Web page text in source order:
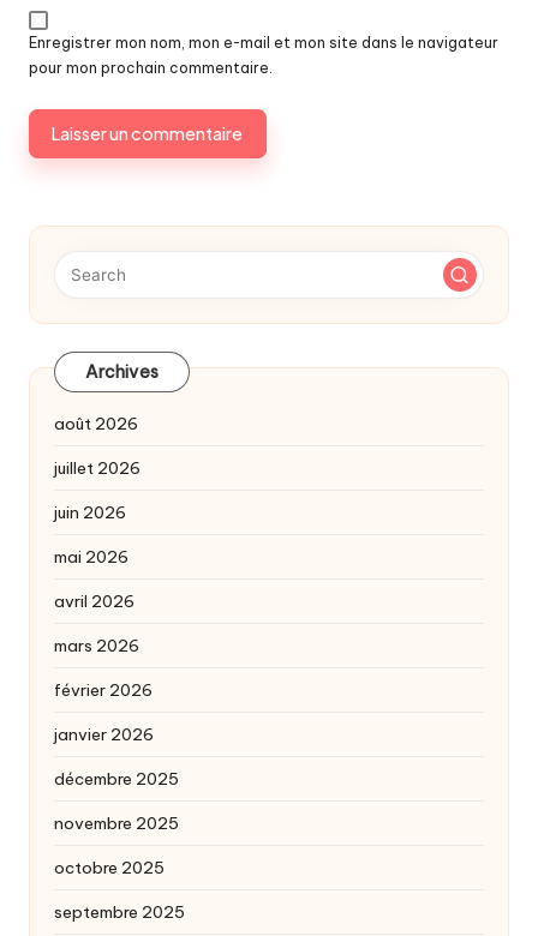
Enregistrer mon nom, mon e-mail et mon site dans le navigateur
pour mon prochain commentaire.
Archives
août 2026
juillet 2026
juin 2026
mai 2026
avril 2026
mars 2026
février 2026
janvier 2026
décembre 2025
novembre 2025
octobre 2025
septembre 2025